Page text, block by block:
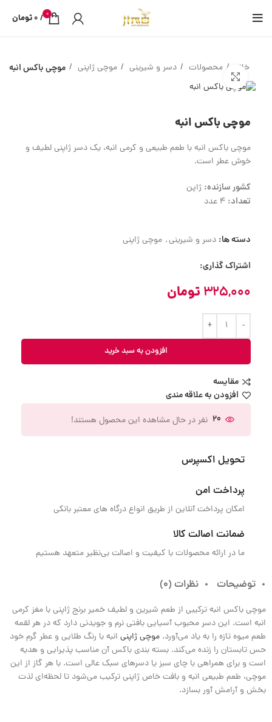
0
/
0تومان
خانه محصولات دسر و شیرینی موچی ژاپنی موچی باکس انبه
بزرگنمایی تصویر
موچی باکس انبه
موچی باکس انبه با طعم طبیعی و کرمی انبه، یک دسر ژاپنی لطیف و
خوش‌ عطر است.
کشور سازنده: ژاپن
تعداد:
دسته ها: دسر و شیرینی, موچی ژاپنی
اشتراک گذاری:
325,000 تومان
افزودن به سبد خرید
مقایسه
افزودن به علاقه مندی
20 نفر در حال مشاهده این محصول هستند!
تحویل اکسپرس
پرداخت امن
امکان پرداخت آنلاین از طریق انواع درگاه های معتبر بانکی
ضمانت اصالت کالا
ما در ارائه محصولات با کیفیت و اصالت بی‌نظیر متعهد هستیم
توضیحات نظرات (0)
موچی باکس انبه ترکیبی از طعم شیرین و لطیف خمیر برنج ژاپنی با مغز کرمی
انبه است. این دسر محبوب آسیایی بافتی نرم و جویدنی دارد که در هر لقمه
طعم میوه تازه را به یاد می‌آورد. موچی ژاپنی انبه با رنگ طلایی و عطر گرم خود
حس تابستان را زنده می‌کند. بسته‌ بندی باکس آن مناسب پذیرایی و هدیه
است و برای همراهی با چای سبز یا دسرهای سبک عالی است. با هر گاز از این
موچی، طعم طبیعی انبه و بافت خاص ژاپنی ترکیب می‌شود تا لحظه‌ای لذت‌
بخش و آرامش‌ آور بسازد.